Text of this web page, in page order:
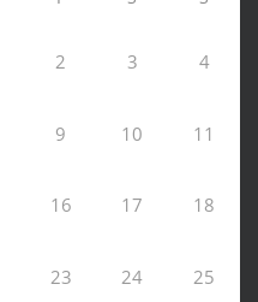
2 3 4
9 10 11
16 17 18
23 24 25